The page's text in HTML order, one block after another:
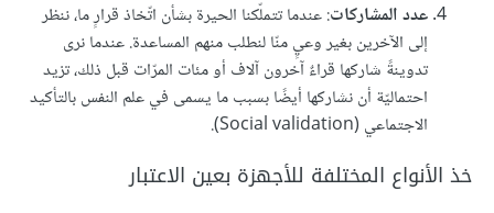
عدد المشاركات: عندما تتملّكنا الحيرة بشأن اتّخاذ قرارٍ ما، ننظر
إلى الآخرين بغير وعيٍ منّا لنطلب منهم المساعدة. عندما نرى
تدوينةً شاركها قراءٌ آخرون آلاف أو مئات المرّات قبل ذلك، تزيد
احتماليّة أن نشاركها أيضًا بسبب ما يسمى في علم النفس بالتأكيد
الاجتماعي (Social validation).
خذ الأنواع المختلفة للأجهزة بعين الاعتبار